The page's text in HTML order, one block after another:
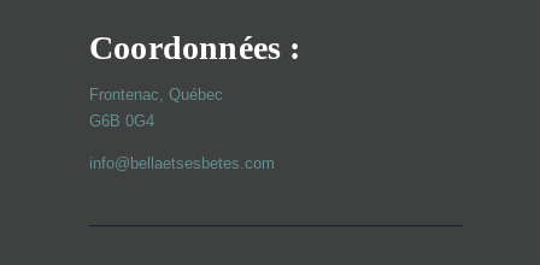
Coordonnées :
Frontenac, Québec
G6B 0G4
info@bellaetsesbetes.com